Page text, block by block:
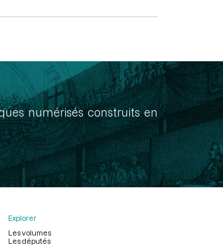
numérisés construits en
Explorer
Les volumes
Les députés